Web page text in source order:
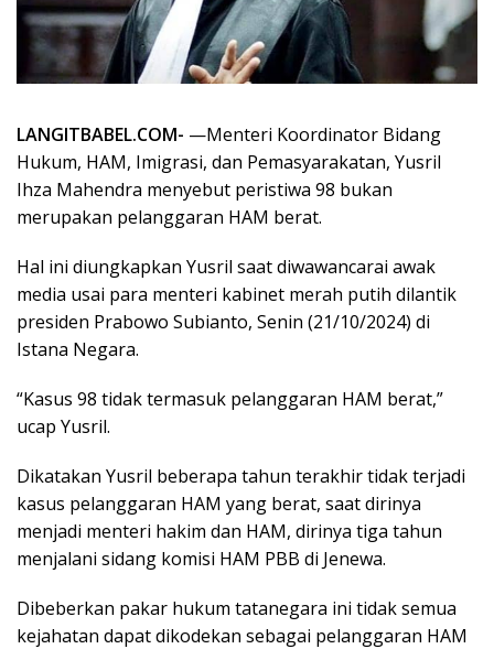
LANGITBABEL.COM- —Menteri Koordinator Bidang
Hukum, HAM, Imigrasi, dan Pemasyarakatan, Yusril
Ihza Mahendra menyebut peristiwa 98 bukan
merupakan pelanggaran HAM berat.
Hal ini diungkapkan Yusril saat diwawancarai awak
media usai para menteri kabinet merah putih dilantik
presiden Prabowo Subianto, Senin (21/10/2024) di
Istana Negara.
“Kasus 98 tidak termasuk pelanggaran HAM berat,”
ucap Yusril.
Dikatakan Yusril beberapa tahun terakhir tidak terjadi
kasus pelanggaran HAM yang berat, saat dirinya
menjadi menteri hakim dan HAM, dirinya tiga tahun
menjalani sidang komisi HAM PBB di Jenewa.
Dibeberkan pakar hukum tatanegara ini tidak semua
kejahatan dapat dikodekan sebagai pelanggaran HAM